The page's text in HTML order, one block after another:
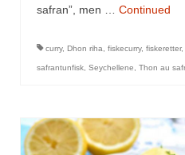
Tomatflak
Om oss
safran”, men … Continued
curry, Dhon riha, fiskecurry, fiskeretter,
safrantunfisk, Seychellene, Thon au